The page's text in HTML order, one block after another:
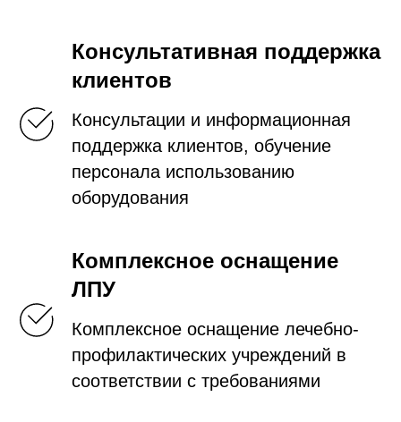
Консультативная поддержка
клиентов
Консультации и информационная
поддержка клиентов, обучение
персонала использованию
оборудования
Комплексное оснащение
ЛПУ
Комплексное оснащение лечебно-
профилактических учреждений в
соответствии с требованиями